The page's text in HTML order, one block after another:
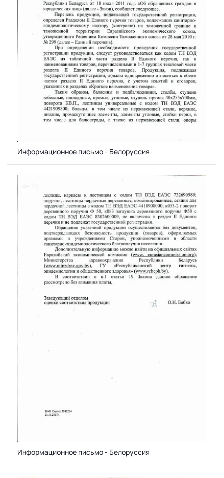
Информационное письмо - Белоруссия
Информационное письмо - Белоруссия